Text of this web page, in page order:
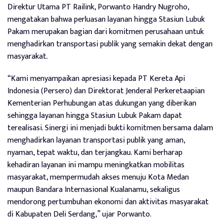
Direktur Utama PT Railink, Porwanto Handry Nugroho,
mengatakan bahwa perluasan layanan hingga Stasiun Lubuk
Pakam merupakan bagian dari komitmen perusahaan untuk
menghadirkan transportasi publik yang semakin dekat dengan
masyarakat.
“Kami menyampaikan apresiasi kepada PT Kereta Api
Indonesia (Persero) dan Direktorat Jenderal Perkeretaapian
Kementerian Perhubungan atas dukungan yang diberikan
sehingga layanan hingga Stasiun Lubuk Pakam dapat
terealisasi. Sinergi ini menjadi bukti komitmen bersama dalam
menghadirkan layanan transportasi publik yang aman,
nyaman, tepat waktu, dan terjangkau. Kami berharap
kehadiran layanan ini mampu meningkatkan mobilitas
masyarakat, mempermudah akses menuju Kota Medan
maupun Bandara Internasional Kualanamu, sekaligus
mendorong pertumbuhan ekonomi dan aktivitas masyarakat
di Kabupaten Deli Serdang,” ujar Porwanto.